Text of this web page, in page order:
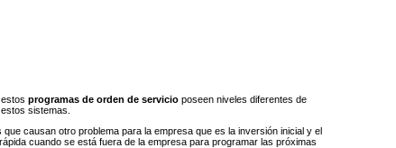
estosprogramas de orden de servicio poseen niveles diferentes de
sistemas.
causan otro problema para la empresa que es la inversión inicial y el
cuando se está fuera de la empresa para programar las próximas